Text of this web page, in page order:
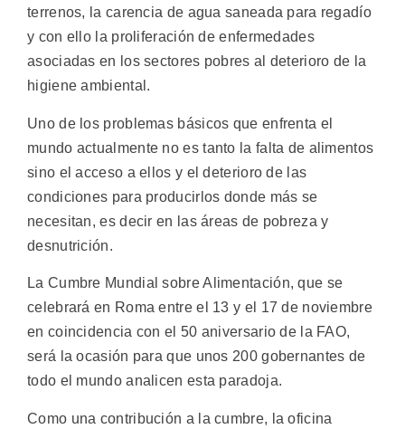
terrenos, la carencia de agua saneada para regadío
y con ello la proliferación de enfermedades
asociadas en los sectores pobres al deterioro de la
higiene ambiental.
Uno de los problemas básicos que enfrenta el
mundo actualmente no es tanto la falta de alimentos
sino el acceso a ellos y el deterioro de las
condiciones para producirlos donde más se
necesitan, es decir en las áreas de pobreza y
desnutrición.
La Cumbre Mundial sobre Alimentación, que se
celebrará en Roma entre el 13 y el 17 de noviembre
en coincidencia con el 50 aniversario de la FAO,
será la ocasión para que unos 200 gobernantes de
todo el mundo analicen esta paradoja.
Como una contribución a la cumbre, la oficina